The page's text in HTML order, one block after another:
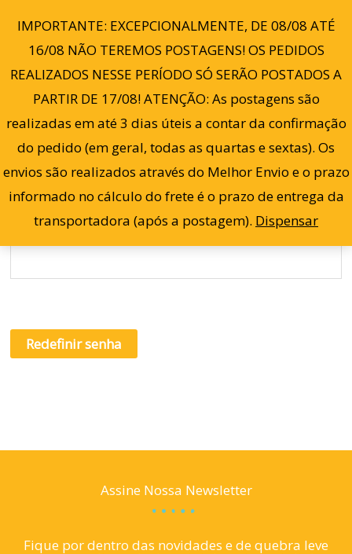
IMPORTANTE: EXCEPCIONALMENTE, DE 08/08 ATÉ
16/08 NÃO TEREMOS POSTAGENS! OS PEDIDOS
REALIZADOS NESSE PERÍODO SÓ SERÃO POSTADOS A
PARTIR DE 17/08! ATENÇÃO: As postagens são
realizadas em até 3 dias úteis a contar da confirmação
do pedido (em geral, todas as quartas e sextas). Os
envios são realizados através do Melhor Envio e o prazo
informado no cálculo do frete é o prazo de entrega da
transportadora (após a postagem). Dispensar
para
conteúdo
0
Perdeu sua senha? Digite seu nome de usuário ou
endereço de e-mail. Você receberá um link por e-mail
para criar uma nova senha.
Nome de usuário ou e-mail*
Obrigatório
Redefinir senha
Assine Nossa Newsletter
Fique por dentro das novidades e de quebra leve